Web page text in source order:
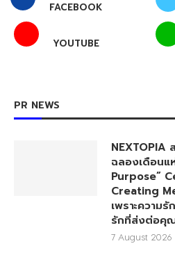
FACEBOOK
YOUTUBE
PR NEWS
NEXTOPIA
ฉลองเดือนแ
Purpose”
Creating
เพราะความ
รักที่ส่งต่อคุ
7 August 2026